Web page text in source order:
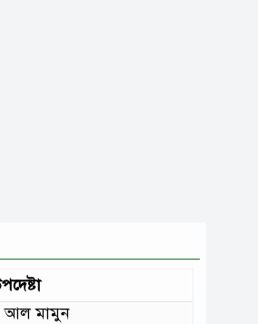
আল মামুন